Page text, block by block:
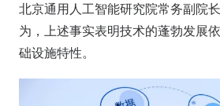
北京通用人工智能研究院常务副院
为，上述事实表明技术的蓬勃发展
础设施特性。